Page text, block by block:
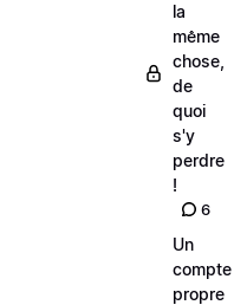
la
même
chose,
de
quoi
s'y
perdre
!
6
Un
compte
propre